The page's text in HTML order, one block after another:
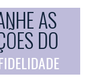
AS
DO